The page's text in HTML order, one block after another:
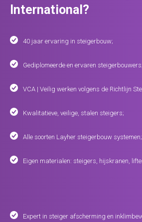
International?
40 jaar ervaring in steigerbouw;
Gediplomeerde en ervaren steigerbouwers;
VCA | Veilig werken volgens de Richtlijn
Kwalitatieve, veilige, stalen steigers;
Alle soorten Layher steigerbouw systemen;
Eigen materialen: steigers, hijskranen,
Expert in steiger afscherming en